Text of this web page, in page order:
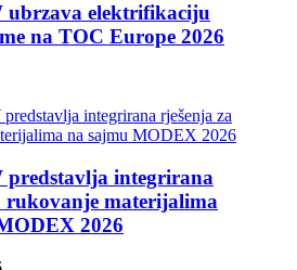
ubrzava elektrifikaciju
na TOC Europe 2026
predstavlja integrirana
rukovanje materijalima
2026